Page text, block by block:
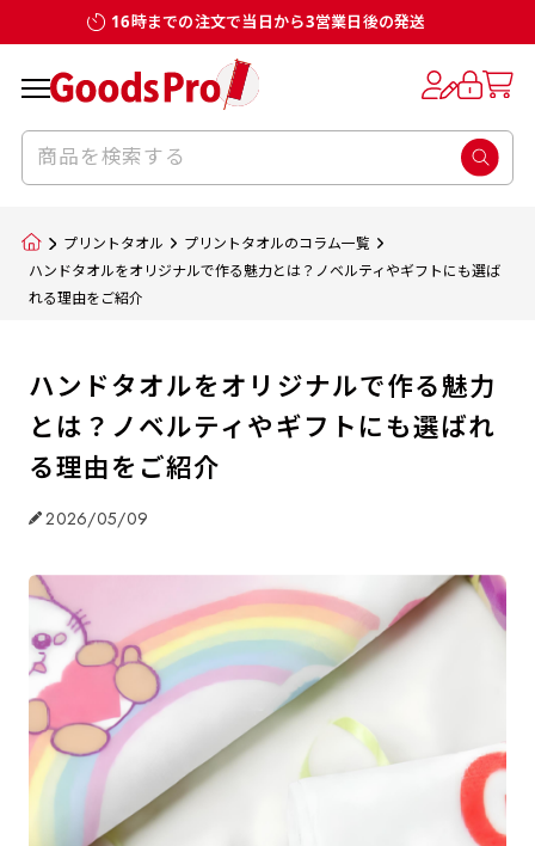
16時までの注文で当日から3営業日後の発送
プリントタオル
プリントタオルのコラム一覧
ハンドタオルをオリジナルで作る魅力とは？ノベルティやギフトにも選ば
れる理由をご紹介
ハンドタオルをオリジナルで作る魅力
とは？ノベルティやギフトにも選ばれ
る理由をご紹介
2026/05/09